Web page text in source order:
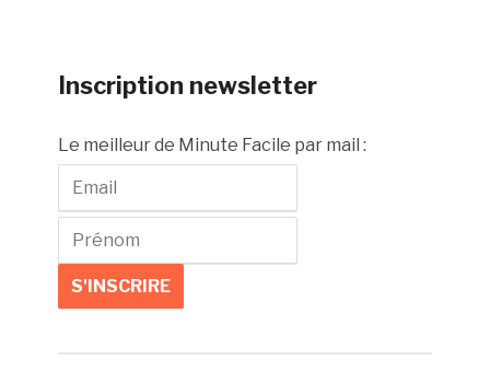
Inscription newsletter
Le meilleur de Minute Facile par mail :